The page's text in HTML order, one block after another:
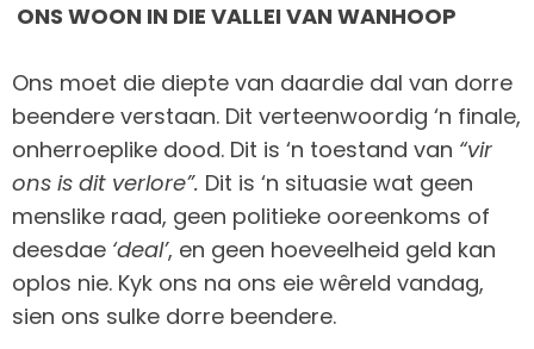
ONS WOON IN DIE VALLEI VAN WANHOOP
Ons moet die diepte van daardie dal van dorre
beendere verstaan. Dit verteenwoordig ‘n finale,
onherroeplike dood. Dit is ‘n toestand van “vir
ons is dit verlore”. Dit is ‘n situasie wat geen
menslike raad, geen politieke ooreenkoms of
deesdae ‘deal’, en geen hoeveelheid geld kan
oplos nie. Kyk ons na ons eie wêreld vandag,
sien ons sulke dorre beendere.